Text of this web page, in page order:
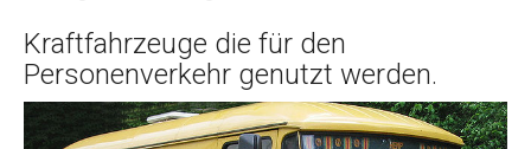
Kraftfahrzeuge die für den
Personenverkehr genutzt werden.